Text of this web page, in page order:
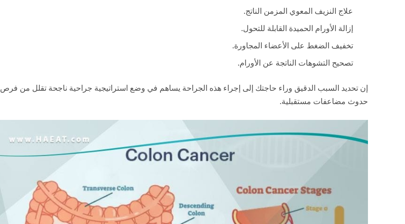
علاج النزيف المعوي المزمن الناتج.
إزالة الأورام الحميدة القابلة للتحول.
تخفيف الضغط على الأعضاء المجاورة.
تصحيح التشوهات الناتجة عن الأورام.
إن تحديد السبب الدقيق وراء حاجتك إلى إجراء هذه الجراحة يساهم في وضع استراتيجية جراحية ناجحة تقلل من فرص
حدوث مضاعفات مستقبلية.